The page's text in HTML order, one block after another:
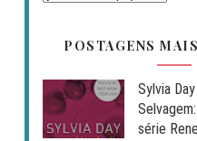
POSTAGENS
Sylvia
série